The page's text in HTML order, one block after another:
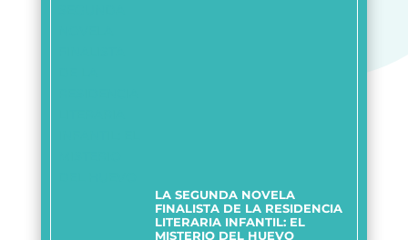
LA SEGUNDA NOVELA
FINALISTA DE LA RESIDENCIA
LITERARIA INFANTIL: EL
MISTERIO DEL HUEVO